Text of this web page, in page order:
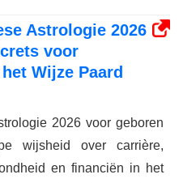
Astrologie 2026
voor
Wijze Paard
2026 voor geboren
wijsheid over carrière,
en financiën in het